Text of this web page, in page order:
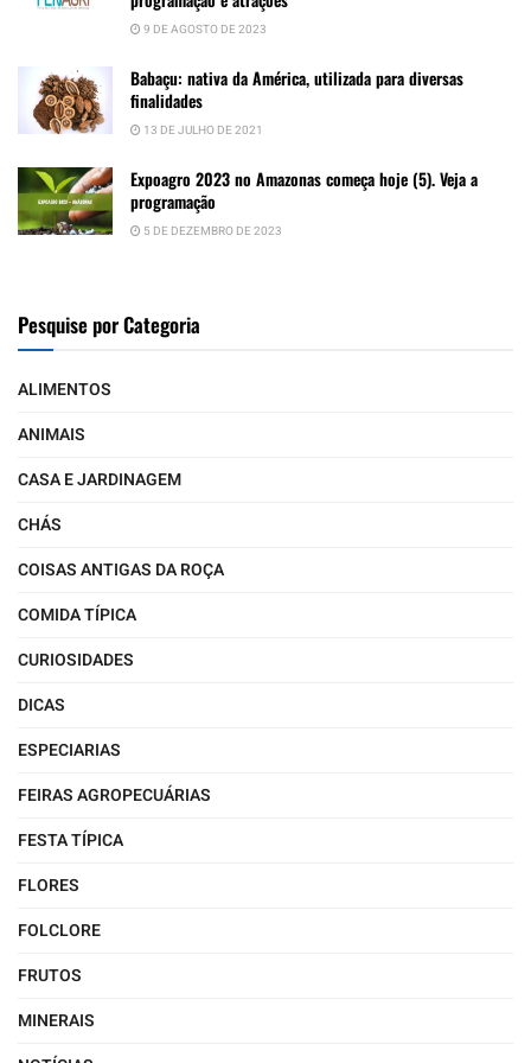
9 DE AGOSTO DE 2023
Babaçu: nativa da América, utilizada para diversas
finalidades
13 DE JULHO DE 2021
Expoagro 2023 no Amazonas começa hoje (5). Veja a
programação
5 DE DEZEMBRO DE 2023
Pesquise por Categoria
ALIMENTOS
ANIMAIS
CASA E JARDINAGEM
CHÁS
COISAS ANTIGAS DA ROÇA
COMIDA TÍPICA
CURIOSIDADES
DICAS
ESPECIARIAS
FEIRAS AGROPECUÁRIAS
FESTA TÍPICA
FLORES
FOLCLORE
FRUTOS
MINERAIS